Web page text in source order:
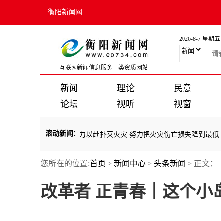
衡阳新闻网
互联网新闻信息服务一类资质网站
2026-8-7 星期五
新闻 理论 民意
论坛
视听 视窗
滚动新闻 ：
示慰问 要求全力以赴扑灭火灾 努力把火灾伤亡损失降到最低·新思想
慰问 要求全力以赴扑灭火灾 努力把火灾伤亡损失降到最低 ·新思想
您所在的位置:首页 > 新闻中心 > 头条新闻 > 正文：
改革者 正青春｜这个小